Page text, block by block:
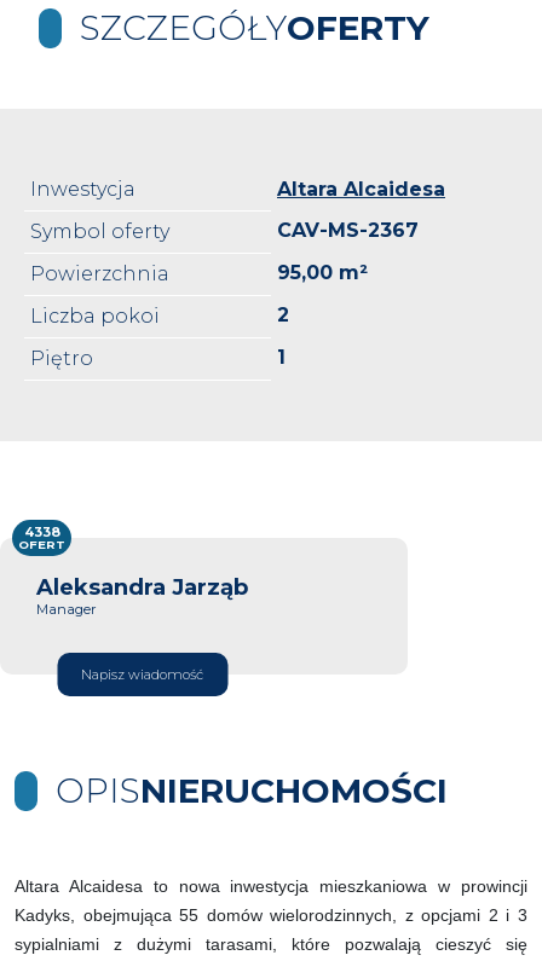
SZCZEGÓŁYOFERTY
Inwestycja
Altara Alcaidesa
Symbol oferty
CAV-MS-2367
Powierzchnia
95,00 m²
Liczba pokoi
2
Piętro
1
Aleksandra Jarząb
Manager
Napisz wiadomość
4338
OFERT
OPISNIERUCHOMOŚCI
Altara Alcaidesa to nowa inwestycja mieszkaniowa w prowincji
Kadyks, obejmująca 55 domów wielorodzinnych, z opcjami 2 i 3
sypialniami z dużymi tarasami, które pozwalają cieszyć się